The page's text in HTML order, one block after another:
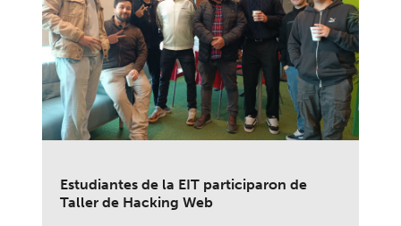
Estudiantes de la EIT participaron de
Taller de Hacking Web